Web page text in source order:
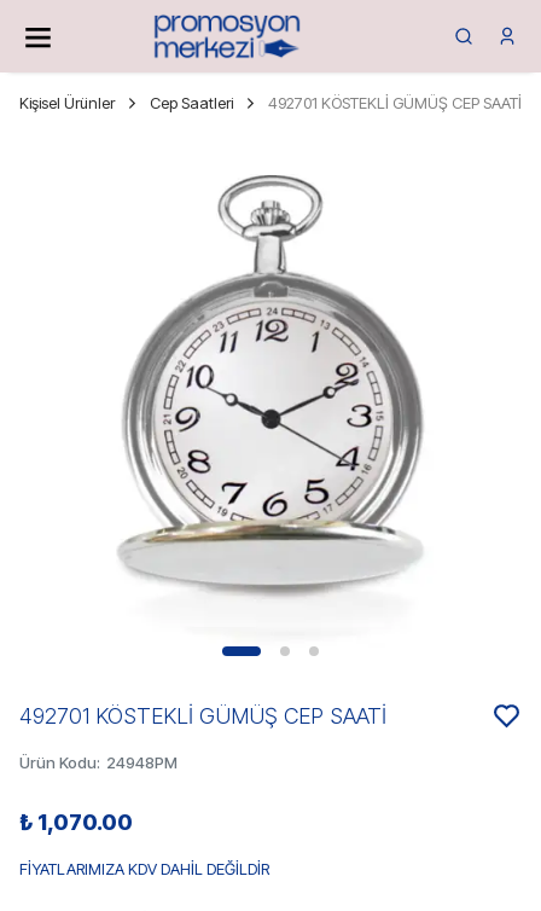
Kişisel Ürünler Cep Saatleri 492701 KÖSTEKLİ GÜMÜŞ CEP SAATİ
492701 KÖSTEKLİ GÜMÜŞ CEP SAATİ
Ürün Kodu: 24948PM
₺ 1,070.00
FİYATLARIMIZA KDV DAHİL DEĞİLDİR